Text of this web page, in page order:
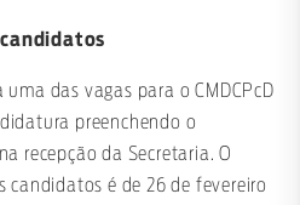
uma das vagas para o CMDCPcD
preenchendo o
recepção da Secretaria. O
candidatos é de 26 de fevereiro